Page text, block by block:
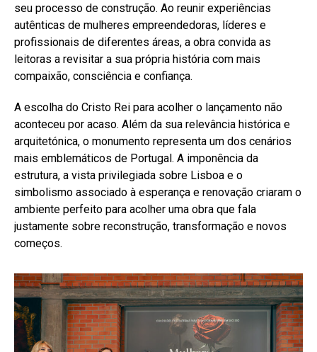
seu processo de construção. Ao reunir experiências
autênticas de mulheres empreendedoras, líderes e
profissionais de diferentes áreas, a obra convida as
leitoras a revisitar a sua própria história com mais
compaixão, consciência e confiança.
A escolha do Cristo Rei para acolher o lançamento não
aconteceu por acaso. Além da sua relevância histórica e
arquitetónica, o monumento representa um dos cenários
mais emblemáticos de Portugal. A imponência da
estrutura, a vista privilegiada sobre Lisboa e o
simbolismo associado à esperança e renovação criaram o
ambiente perfeito para acolher uma obra que fala
justamente sobre reconstrução, transformação e novos
começos.